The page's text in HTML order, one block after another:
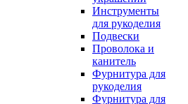
Инструменты
для рукоделия
Подвески
Проволока и
канитель
Фурнитура для
рукоделия
Фурнитура для